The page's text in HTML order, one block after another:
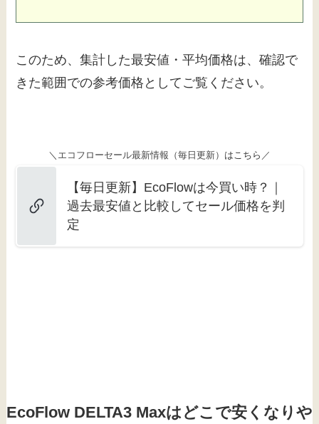
このため、集計した最安値・平均価格は、確認で
きた範囲での参考価格としてご覧ください。
＼エコフローセール最新情報（毎日更新） はこちら ／
【毎日更新】EcoFlowは今買い時？｜
過去最安値と比較してセール価格を判
定
EcoFlow DELTA3 Maxはどこで安くなりや